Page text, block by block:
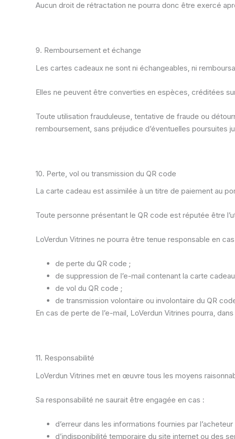
Aucun droit de rétractation ne pourra donc être exercé
9. Remboursement et échange
Les cartes cadeaux ne sont ni échangeables, ni
Elles ne peuvent être converties en espèces, créditées
Toute utilisation frauduleuse, tentative de fraude ou
remboursement, sans préjudice d’éventuelles poursuites
10. Perte, vol ou transmission du QR code
La carte cadeau est assimilée à un titre de paiement au
Toute personne présentant le QR code est réputée être
LoVerdun Vitrines ne pourra être tenue responsable en
de perte du QR code ;
de suppression de l’e-mail contenant la carte
de vol du QR code ;
de transmission volontaire ou involontaire du QR
En cas de perte de l’e-mail, LoVerdun Vitrines pourra,
11. Responsabilité
LoVerdun Vitrines met en œuvre tous les moyens
Sa responsabilité ne saurait être engagée en cas :
d’erreur dans les informations fournies par l’acheteur
d’indisponibilité temporaire du site internet ou des